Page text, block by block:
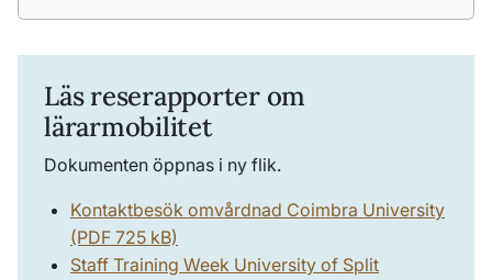
Läs reserapporter om
lärarmobilitet
Dokumenten öppnas i ny flik.
Kontaktbesök omvårdnad Coimbra University
(PDF 725 kB)
Staff Training Week University of Split